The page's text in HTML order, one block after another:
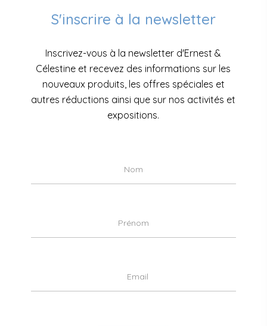
S'inscrire à la newsletter
Inscrivez-vous à la newsletter d'Ernest &
Célestine et recevez des informations sur les
nouveaux produits, les offres spéciales et
autres réductions ainsi que sur nos activités et
expositions.